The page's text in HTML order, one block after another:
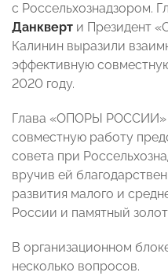
с Россельхознадзором.
Данкверт и Президент
Калинин выразили
эффективную
2020 году.
Глава «ОПОРЫ РОССИИ»
совместную работу
совета при
вручив ей
развития малого и
России и памятный
В организационном
несколько вопросов.